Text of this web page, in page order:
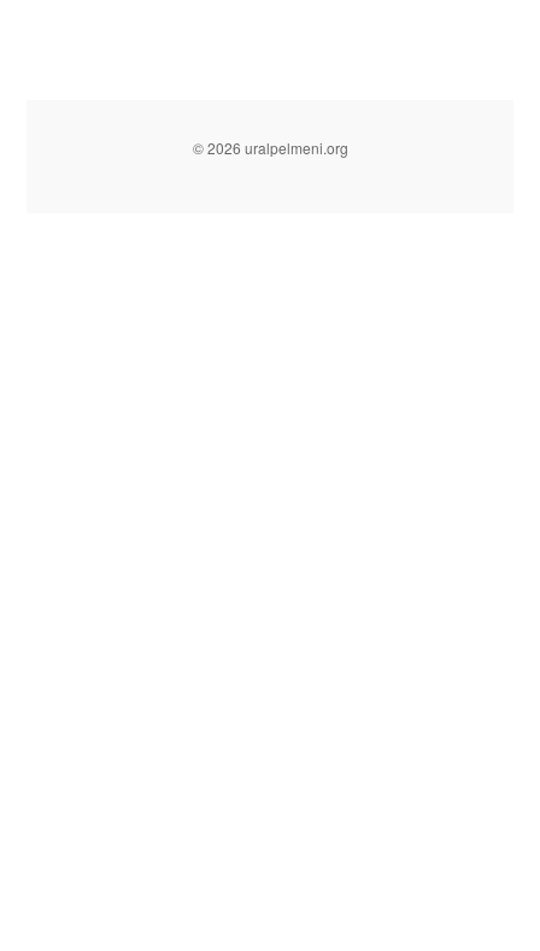
© 2026 uralpelmeni.org